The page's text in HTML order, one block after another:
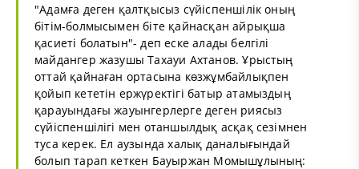
"Адамға деген қалтқысыз сүйіспеншілік оның
бітім-болмысымен біте қайнасқан айрықша
қасиеті болатын"- деп еске алады белгілі
майдангер жазушы Тахауи Ахтанов. Ұрыстың
оттай қайнаған ортасына көзжұмбайлықпен
қойып кететін ержүректігі батыр атамыздың
қарауындағы жауынгерлерге деген риясыз
сүйіспеншілігі мен отаншылдық асқақ сезімнен
туса керек. Ел аузында халық даналығындай
болып тарап кеткен Бауыржан Момышұлының: